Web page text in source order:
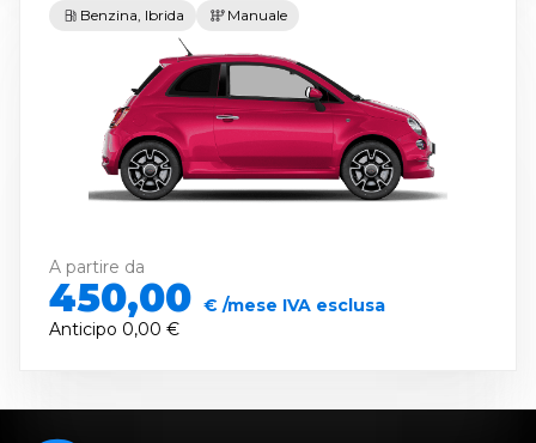
Benzina, Ibrida Manuale
A partire da
450,00 € /mese IVA esclusa
Anticipo 0,00 €